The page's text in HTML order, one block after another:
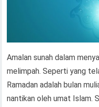
Amalan sunah dalam
melimpah. Seperti yang
Ramadan adalah bulan
nantikan oleh umat Islam.